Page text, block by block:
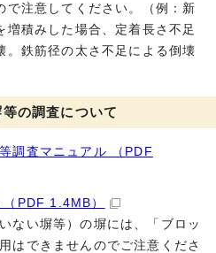
で注意してください。（例：新
増積みした場合、定着長さ不足
。鉄筋径の太さ不足による倒壊
の調査について
調査マニュアル （PDF
PDF 1.4MB）
ない塀等）の塀には、「ブロッ
はできませんのでご注意くださ